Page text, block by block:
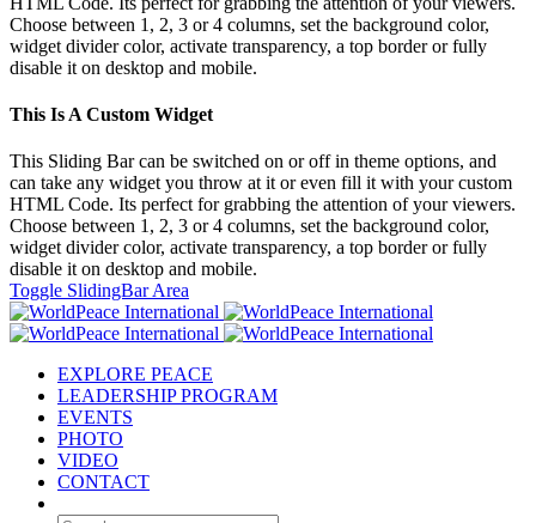
Choose between 1, 2, 3 or 4 columns, set the background color,
widget divider color, activate transparency, a top border or fully
disable it on desktop and mobile.
This Is A Custom Widget
This Sliding Bar can be switched on or off in theme options, and
can take any widget you throw at it or even fill it with your custom
HTML Code. Its perfect for grabbing the attention of your viewers.
Choose between 1, 2, 3 or 4 columns, set the background color,
widget divider color, activate transparency, a top border or fully
disable it on desktop and mobile.
Toggle SlidingBar Area
EXPLORE PEACE
LEADERSHIP PROGRAM
EVENTS
PHOTO
VIDEO
CONTACT